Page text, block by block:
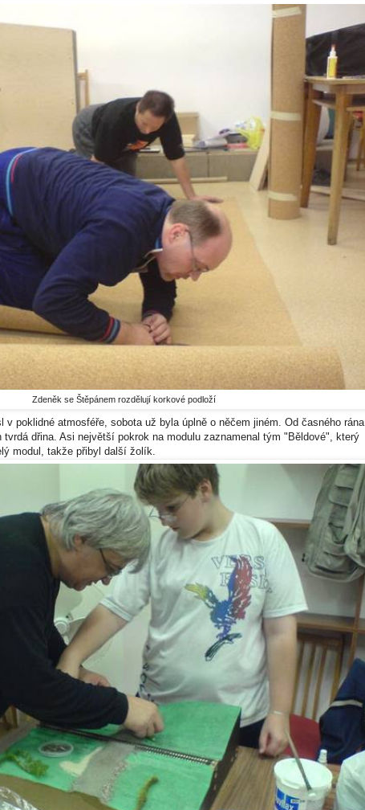
Zdeněk se Štěpánem rozdělují korkové podloží
poklidné atmosféře, sobota už byla úplně o něčem jiném. Od časného rána
dřina. Asi největší pokrok na modulu zaznamenal tým "Běldové", který
modul, takže přibyl další žolík.